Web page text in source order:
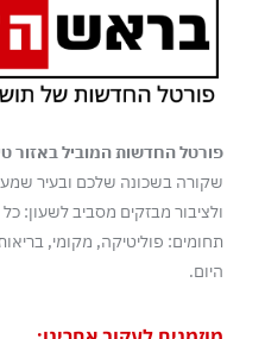
פורטל החדשות המוביל באזור
שקורה בשכונה שלכם ובעיר
ולציבור מבזקים מסביב לשעון: כל
תחומים: פוליטיקה, מקומי,
היום.